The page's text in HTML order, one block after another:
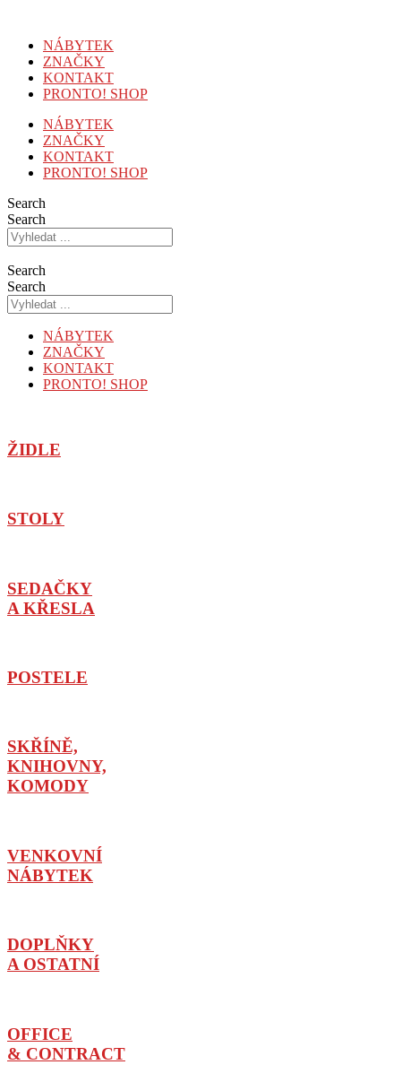
obsahuNÁBYTEK
ZNAČKY
KONTAKT
PRONTO! SHOP
NÁBYTEK
ZNAČKY
KONTAKT
PRONTO! SHOP
Search
Search
Search
Search
NÁBYTEK
ZNAČKY
KONTAKT
PRONTO! SHOP
ŽIDLE
STOLY
SEDAČKY
A KŘESLA
POSTELE
SKŘÍNĚ,
KNIHOVNY,
KOMODY
VENKOVNÍ
NÁBYTEK
DOPLŇKY
A OSTATNÍ
OFFICE
& CONTRACT